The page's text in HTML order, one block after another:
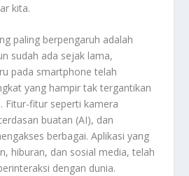
kita.
paling berpengaruh adalah
sudah ada sejak lama,
pada smartphone telah
yang hampir tak tergantikan
Fitur-fitur seperti kamera
buatan (AI), dan
berbagai. Aplikasi yang
hiburan, dan sosial media, telah
dengan dunia.